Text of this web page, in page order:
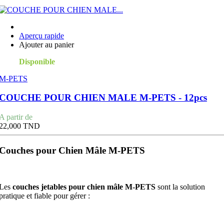
Aperçu rapide
Ajouter au panier
Disponible
PETS
POUR CHIEN MALE M-PETS - 12pcs
partir de
TND
pour Chien Mâle M-PETS
couches jetables pour chien mâle M-PETS sont la solution
et fiable pour gérer :